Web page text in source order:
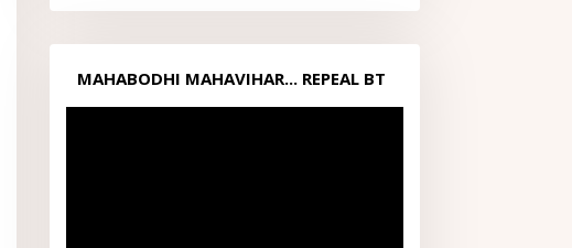
MAHABODHI MAHAVIHAR... REPEAL BT
ACT1949...